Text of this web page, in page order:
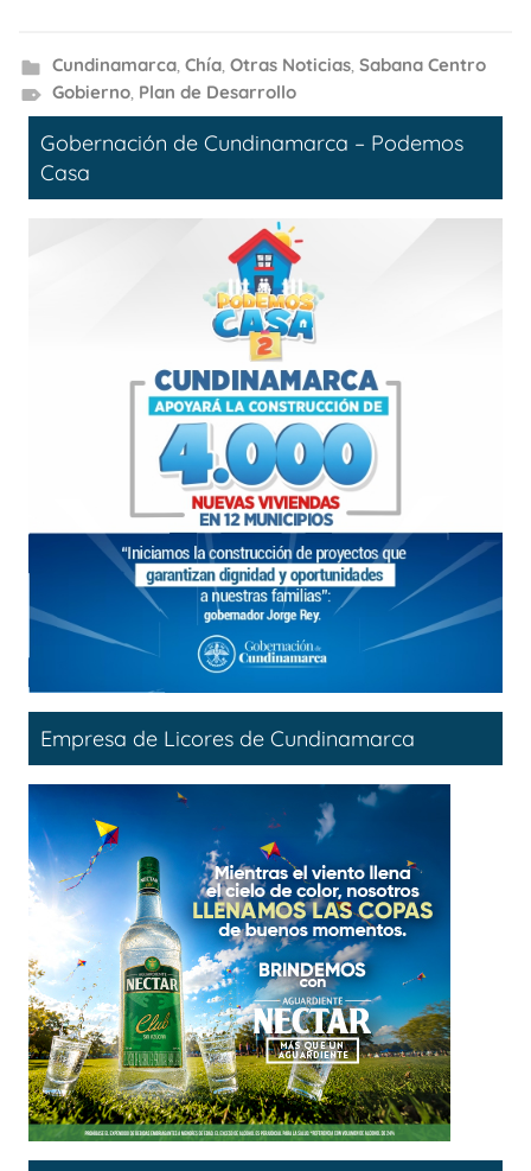
Cundinamarca, Chía, Otras Noticias, Sabana Centro
Gobierno, Plan de Desarrollo
Gobernación de Cundinamarca – Podemos
Casa
Empresa de Licores de Cundinamarca